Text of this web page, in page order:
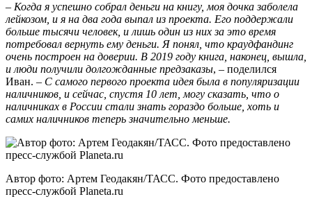
– Когда я успешно собрал деньги на книгу, моя дочка заболела
лейкозом, и я на два года выпал из проекта. Его поддержали
больше тысячи человек, и лишь один из них за это время
потребовал вернуть ему деньги. Я понял, что краудфандинг
очень построен на доверии. В 2019 году книга, наконец, вышла,
и люди получили долгожданные предзаказы, – поделился
Иван. – С самого первого проекта идея была в популяризации
наличников, и сейчас, спустя 10 лет, могу сказать, что о
наличниках в России стали знать гораздо больше, хоть и
самих наличников теперь значительно меньше.
Автор фото: Артем Геодакян/ТАСС. Фото предоставлено
пресс-службой Planeta.ru